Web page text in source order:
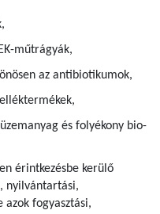
műtrágyák,
az antibiotikumok,
és folyékony bio-
érintkezésbe kerülő
nyilvántartási,
fogyasztási,